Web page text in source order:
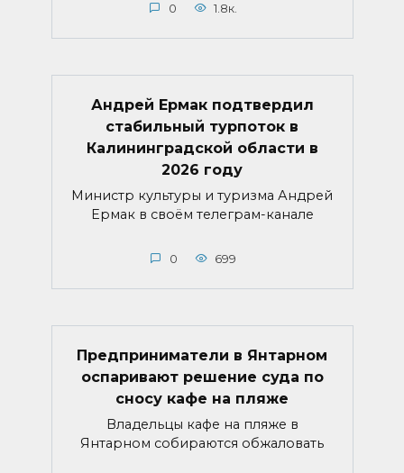
0 1.8к.
Андрей Ермак подтвердил
стабильный турпоток в
Калининградской области в
2026 году
Министр культуры и туризма Андрей
Ермак в своём телеграм-канале
0 699
Предприниматели в Янтарном
оспаривают решение суда по
сносу кафе на пляже
Владельцы кафе на пляже в
Янтарном собираются обжаловать